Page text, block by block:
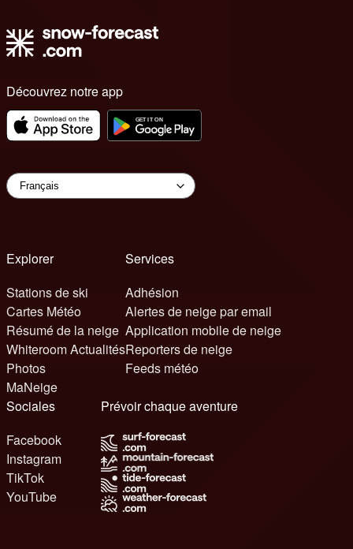
Découvrez notre app
Explorer
Stations de ski
Cartes Météo
Résumé de la neige
Whiteroom Actualités
Photos
MaNeige
Services
Adhésion
Alertes de neige par email
Application mobile de neige
Reporters de neige
Feeds météo
Sociales
Facebook
Instagram
TikTok
YouTube
Prévoir chaque aventure